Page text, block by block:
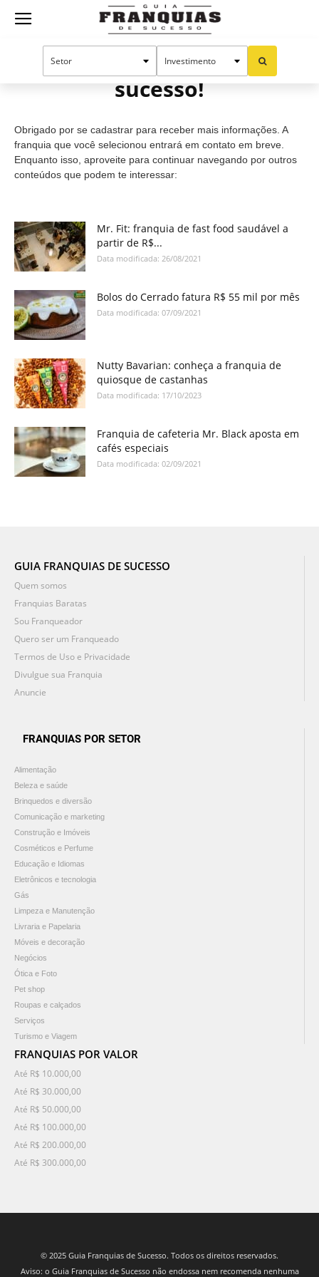
Guia
Cadastro efetuado com
sucesso!
Obrigado por se cadastrar para receber mais informações. A
franquia que você selecionou entrará em contato em breve.
Enquanto isso, aproveite para continuar navegando por outros
conteúdos que podem te interessar:
Mr. Fit: franquia de fast food saudável a
partir de R$...
Data modificada: 26/08/2021
Bolos do Cerrado fatura R$ 55 mil por mês
Data modificada: 07/09/2021
Nutty Bavarian: conheça a franquia de
quiosque de castanhas
Data modificada: 17/10/2023
Franquia de cafeteria Mr. Black aposta em
cafés especiais
Data modificada: 02/09/2021
GUIA FRANQUIAS DE SUCESSO
Quem somos
Franquias Baratas
Sou Franqueador
Quero ser um Franqueado
Termos de Uso e Privacidade
Divulgue sua Franquia
Anuncie
FRANQUIAS POR SETOR
Alimentação
Beleza e saúde
Brinquedos e diversão
Comunicação e marketing
Construção e Imóveis
Cosméticos e Perfume
Educação e Idiomas
Eletrônicos e tecnologia
Gás
Limpeza e Manutenção
Livraria e Papelaria
Móveis e decoração
Negócios
Ótica e Foto
Pet shop
Roupas e calçados
Serviços
Turismo e Viagem
FRANQUIAS POR VALOR
Até R$ 10.000,00
Até R$ 30.000,00
Até R$ 50.000,00
Até R$ 100.000,00
Até R$ 200.000,00
Até R$ 300.000,00
© 2025 Guia Franquias de Sucesso. Todos os direitos reservados.
Aviso: o Guia Franquias de Sucesso não endossa nem recomenda nenhuma